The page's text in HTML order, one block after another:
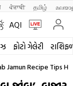
ਪੰਜਾਬੀ தமிழ்
AQI
ફોટો ગેલેરી
Jamun Recipe Tips